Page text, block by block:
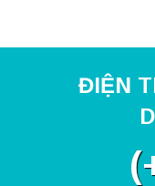
ĐIỆN
(